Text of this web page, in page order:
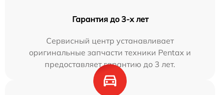
Гарантия до 3-х лет
Сервисный центр устанавливает
оригинальные запчасти техники Pentax и
предоставляет гарантию до 3 лет.